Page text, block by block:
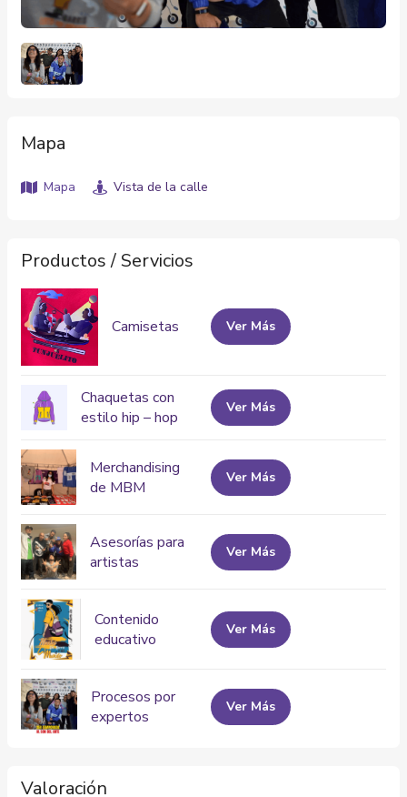
Mapa
Mapa Vista de la calle
Productos / Servicios
Camisetas Ver Más
Chaquetas con
estilo hip – hop
Ver Más
Merchandising
de MBM
Ver Más
Asesorías para
artistas
Ver Más
Contenido
educativo
Ver Más
Procesos por
expertos
Ver Más
Valoración